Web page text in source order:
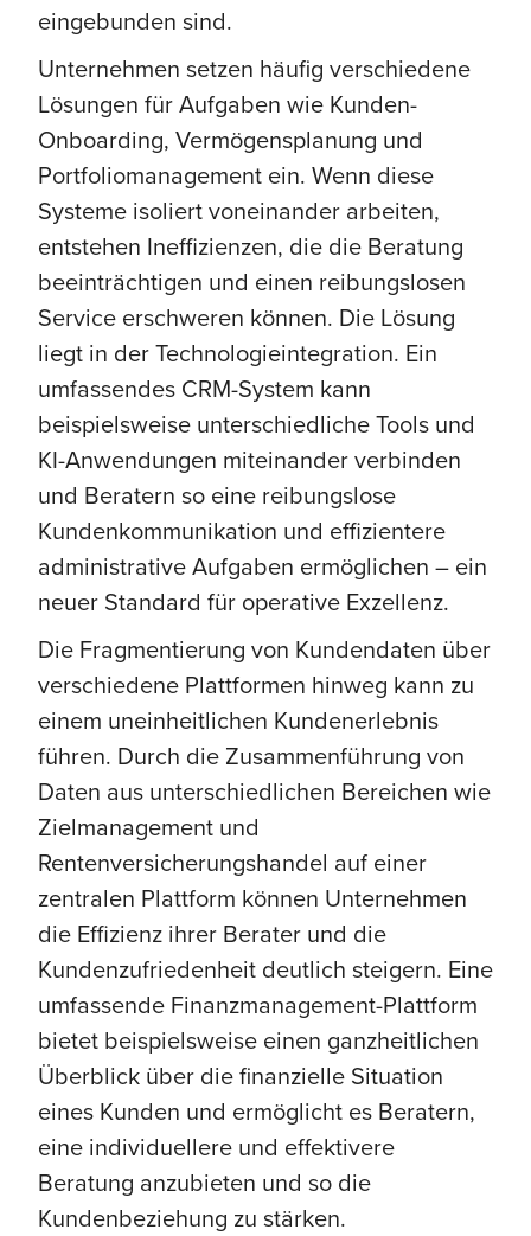
eingebunden sind.
Unternehmen setzen häufig verschiedene
Lösungen für Aufgaben wie Kunden-
Onboarding, Vermögensplanung und
Portfoliomanagement ein. Wenn diese
Systeme isoliert voneinander arbeiten,
entstehen Ineffizienzen, die die Beratung
beeinträchtigen und einen reibungslosen
Service erschweren können. Die Lösung
liegt in der Technologieintegration. Ein
umfassendes CRM-System kann
beispielsweise unterschiedliche Tools und
KI-Anwendungen miteinander verbinden
und Beratern so eine reibungslose
Kundenkommunikation und effizientere
administrative Aufgaben ermöglichen – ein
neuer Standard für operative Exzellenz.
Die Fragmentierung von Kundendaten über
verschiedene Plattformen hinweg kann zu
einem uneinheitlichen Kundenerlebnis
führen. Durch die Zusammenführung von
Daten aus unterschiedlichen Bereichen wie
Zielmanagement und
Rentenversicherungshandel auf einer
zentralen Plattform können Unternehmen
die Effizienz ihrer Berater und die
Kundenzufriedenheit deutlich steigern. Eine
umfassende Finanzmanagement-Plattform
bietet beispielsweise einen ganzheitlichen
Überblick über die finanzielle Situation
eines Kunden und ermöglicht es Beratern,
eine individuellere und effektivere
Beratung anzubieten und so die
Kundenbeziehung zu stärken.